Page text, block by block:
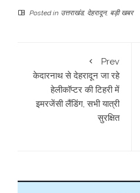
Posted in उत्तराखंड, देहरादून, बड़ी खबर
Prev
केदारनाथ से देहरादून जा रहे
हेलीकॉप्टर की टिहरी में
इमरजेंसी लैंडिंग, सभी यात्री
सुरक्षित